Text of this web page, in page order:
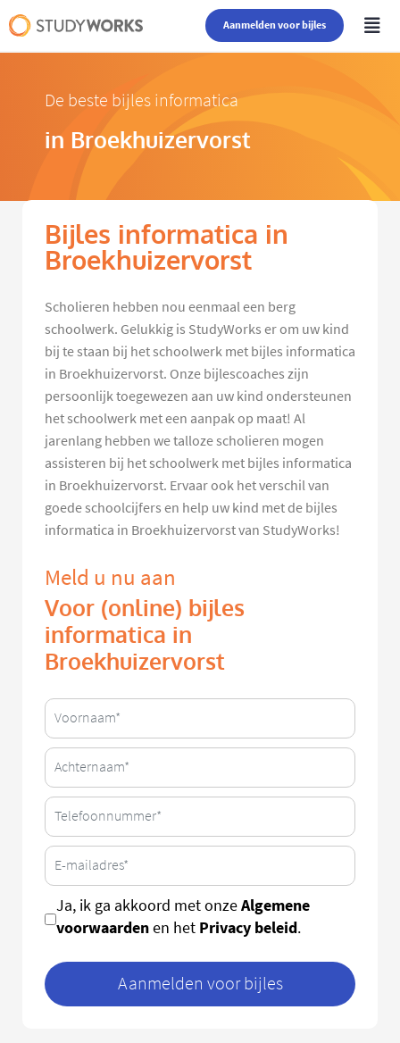
Aanmelden voor bijles
De beste bijles informatica
in Broekhuizervorst
Bijles informatica in
Broekhuizervorst
Scholieren hebben nou eenmaal een berg
schoolwerk. Gelukkig is StudyWorks er om uw kind
bij te staan bij het schoolwerk met bijles informatica
in Broekhuizervorst. Onze bijlescoaches zijn
persoonlijk toegewezen aan uw kind ondersteunen
het schoolwerk met een aanpak op maat! Al
jarenlang hebben we talloze scholieren mogen
assisteren bij het schoolwerk met bijles informatica
in Broekhuizervorst. Ervaar ook het verschil van
goede schoolcijfers en help uw kind met de bijles
informatica in Broekhuizervorst van StudyWorks!
Meld u nu aan
Voor (online) bijles
informatica in
Broekhuizervorst
Ja, ik ga akkoord met onzeAlgemene
voorwaardenen het Privacy beleid.
Aanmelden voor bijles